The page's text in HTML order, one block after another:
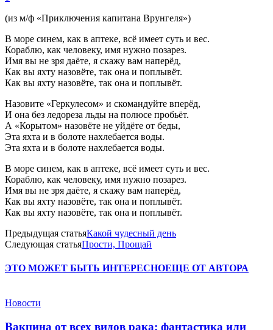
(из м/ф «Приключения капитана Врунгеля»)
В море синем, как в аптеке, всё имеет суть и вес.
Кораблю, как человеку, имя нужно позарез.
Имя вы не зря даёте, я скажу вам наперёд,
Как вы яхту назовёте, так она и поплывёт.
Как вы яхту назовёте, так она и поплывёт.
Назовите «Геркулесом» и скомандуйте вперёд,
И она без ледореза льды на полюсе пробьёт.
А «Корытом» назовёте не уйдёте от беды,
Эта яхта и в болоте нахлебается воды.
Эта яхта и в болоте нахлебается воды.
В море синем, как в аптеке, всё имеет суть и вес.
Кораблю, как человеку, имя нужно позарез.
Имя вы не зря даёте, я скажу вам наперёд,
Как вы яхту назовёте, так она и поплывёт.
Как вы яхту назовёте, так она и поплывёт.
Предыдущая статьяКакой чудесный день
Следующая статьяПрости, Прощай
ЭТО МОЖЕТ БЫТЬ ИНТЕРЕСНОЕЩЕ ОТ АВТОРА
Новости
Вакцина от всех видов рака: фантастика или